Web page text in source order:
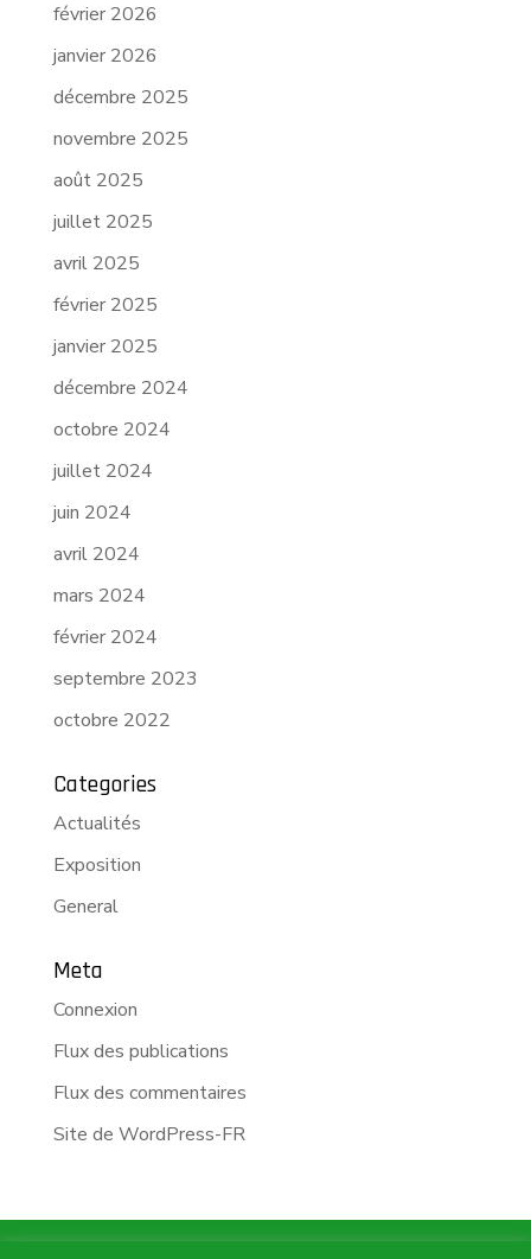
février 2026
janvier 2026
décembre 2025
novembre 2025
août 2025
juillet 2025
avril 2025
février 2025
janvier 2025
décembre 2024
octobre 2024
juillet 2024
juin 2024
avril 2024
mars 2024
février 2024
septembre 2023
octobre 2022
Categories
Actualités
Exposition
General
Meta
Connexion
Flux des publications
Flux des commentaires
Site de WordPress-FR